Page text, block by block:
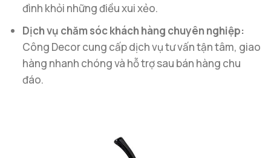
đình khỏi những điều xui xẻo.
Dịch vụ chăm sóc khách hàng chuyên nghiệp:
Công Decor cung cấp dịch vụ tư vấn tận tâm, giao
hàng nhanh chóng và hỗ trợ sau bán hàng chu
đáo.